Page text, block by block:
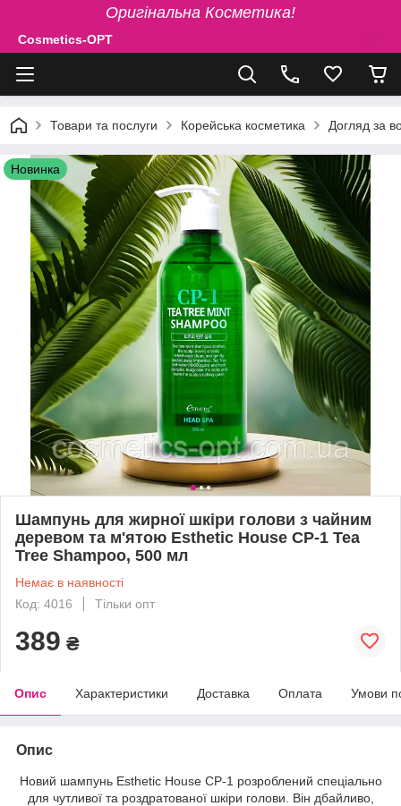
Оригінальна Косметика!
Cosmetics-OPT
Товари та послуги Корейська косметика Догляд за
Новинка
Шампунь для жирної шкіри голови з чайним
деревом та м'ятою Esthetic House CP-1 Tea
Tree Shampoo, 500 мл
Немає в наявності
Код: 4016
Тільки опт
389 ₴
Опис Характеристики Доставка Оплата Умови
Опис
Новий шампунь Esthetic House CP-1 розроблений спеціально
для чутливої ​​та роздратованої шкіри голови. Він дбайливо,